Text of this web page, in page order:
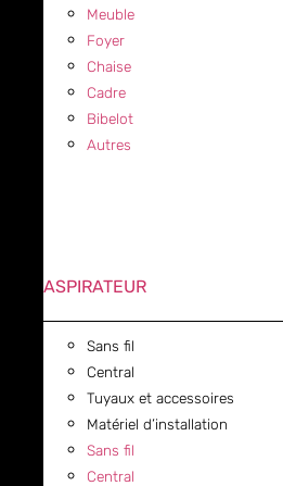
Meuble
Foyer
Chaise
Cadre
Bibelot
Autres
ASPIRATEUR
Sans fil
Central
Tuyaux et accessoires
Matériel d’installation
Sans fil
Central